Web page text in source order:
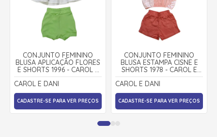
CONJUNTO FEMININO
BLUSA APLICAÇÃO FLORES
E SHORTS 1996 - CAROL E
DANI
CAROL E DANI
CADASTRE-SE PARA VER PREÇOS
CONJUNTO FEMININO
BLUSA ESTAMPA CISNE E
SHORTS 1978 - CAROL E
DANI
CAROL E DANI
CADASTRE-SE PARA VER PREÇOS